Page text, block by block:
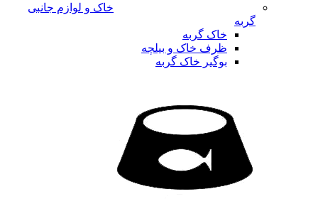
خاک و لوازم جانبی
گربه
خاک گربه
ظرف خاک و بیلچه
بوگیر خاک گربه